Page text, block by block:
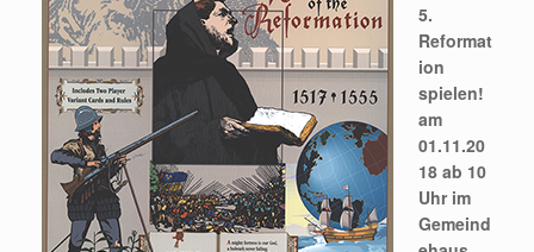
5.
Reformat
ion
spielen!
am
01.11.20
18 ab 10
Uhr im
Gemeind